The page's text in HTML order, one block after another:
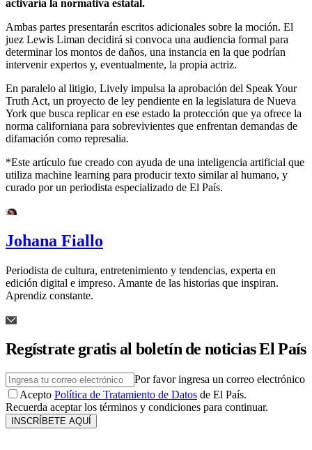
activaría la normativa estatal.
Ambas partes presentarán escritos adicionales sobre la moción. El
juez Lewis Liman decidirá si convoca una audiencia formal para
determinar los montos de daños, una instancia en la que podrían
intervenir expertos y, eventualmente, la propia actriz.
En paralelo al litigio, Lively impulsa la aprobación del Speak Your
Truth Act, un proyecto de ley pendiente en la legislatura de Nueva
York que busca replicar en ese estado la protección que ya ofrece la
norma californiana para sobrevivientes que enfrentan demandas de
difamación como represalia.
*Este artículo fue creado con ayuda de una inteligencia artificial que
utiliza machine learning para producir texto similar al humano, y
curado por un periodista especializado de El País.
Johana Fiallo
Periodista de cultura, entretenimiento y tendencias, experta en
edición digital e impreso. Amante de las historias que inspiran.
Aprendiz constante.
Regístrate gratis al boletín de noticias El País
Por favor ingresa un correo electrónico
Acepto Política de Tratamiento de Datos de El País.
Recuerda aceptar los términos y condiciones para continuar.
INSCRÍBETE AQUÍ